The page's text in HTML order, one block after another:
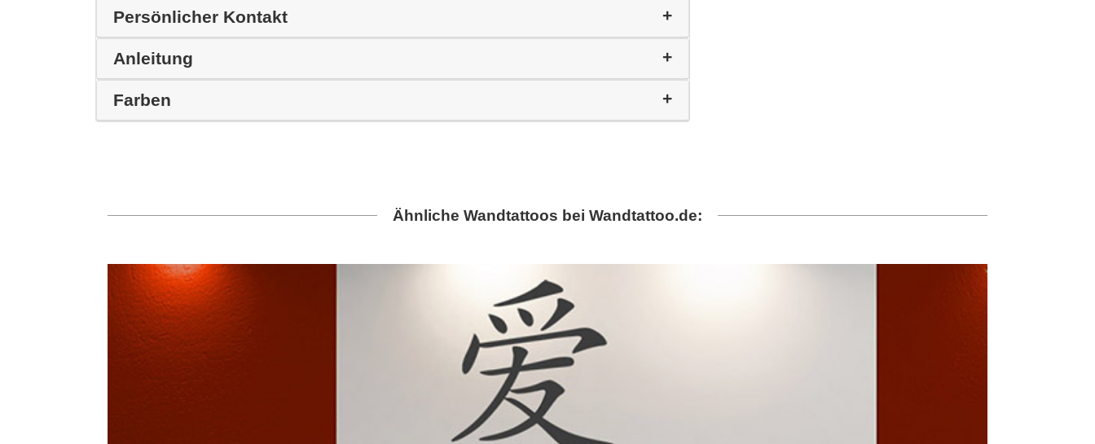
Persönlicher Kontakt
Anleitung
Farben
Ähnliche Wandtattoos bei Wandtattoo.de: